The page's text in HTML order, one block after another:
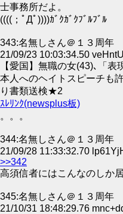
士事務所だよ。
((((；ﾟДﾟ))))ｶﾞｸｶﾞｸﾌﾞﾙﾌﾞﾙ
343:名無しさん＠１３周年
21/09/23 10:03:34.50
【愛国】無職の女(43)､「
本人へのヘイトスピーチも
り書類送検★2
ｽﾚﾘﾝｸ(newsplus板)
。。。
344:名無しさん＠１３周年
21/09/28 11:33:32.70
>>342
高須信者にはこんなのしか
345:名無しさん＠１３周年
21/10/31 18:48:29.76